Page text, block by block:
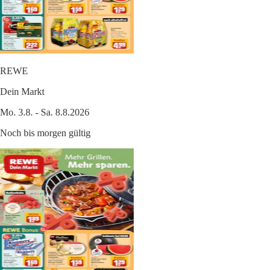
REWE
Dein Markt
Mo. 3.8. - Sa. 8.8.2026
Noch bis morgen gültig